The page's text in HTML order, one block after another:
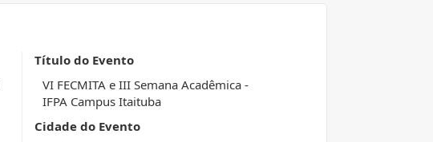
Título do Evento
VI FECMITA e III Semana Acadêmica -
IFPA Campus Itaituba
Cidade do Evento